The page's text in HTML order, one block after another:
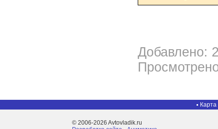
Добавлено:
Карта
© 2006-2026 Avtovladik.ru